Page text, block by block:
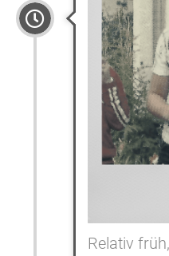
Relativ